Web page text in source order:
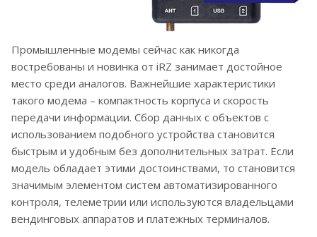
Промышленные модемы сейчас как никогда
востребованы и новинка от iRZ занимает достойное
место среди аналогов. Важнейшие характеристики
такого модема – компактность корпуса и скорость
передачи информации. Cбор данных с объектов с
использованием подобного устройства становится
быстрым и удобным без дополнительных затрат. Если
модель обладает этими достоинствами, то становится
значимым элементом систем автоматизированного
контроля, телеметрии или используются владельцами
вендинговых аппаратов и платежных терминалов.